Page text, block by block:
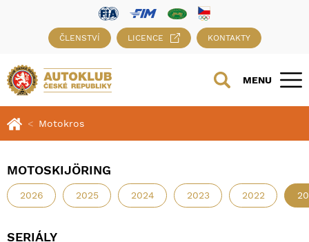
ČLENSTVÍ LICENCE KONTAKTY
MENU
Motokros
MOTOSKIJÖRING
2026 2025 2024 2023 2022
SERIÁLY